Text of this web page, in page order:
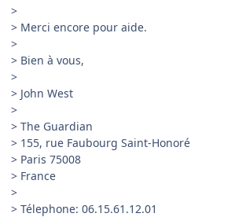
>
> Merci encore pour aide.
>
> Bien à vous,
>
> John West
>
> The Guardian
> 155, rue Faubourg Saint-Honoré
> Paris 75008
> France
>
> Télephone: 06.15.61.12.01